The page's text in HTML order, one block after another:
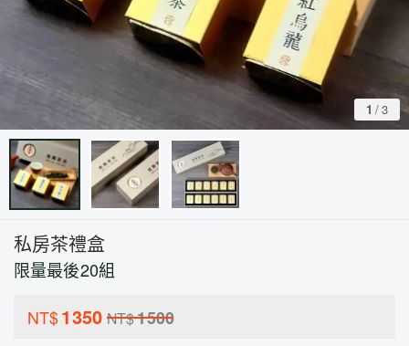
1 /3
私房茶禮盒
限量最後20組
NT$1350 NT$1500